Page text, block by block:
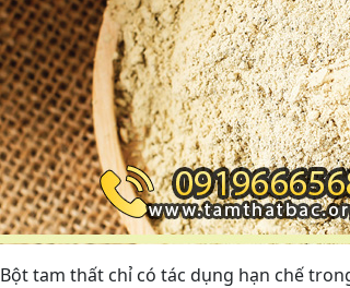
Bột tam thất chỉ có tác dụng hạn chế